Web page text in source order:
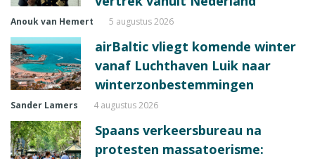
Anouk van Hemert 5 augustus 2026
airBaltic vliegt komende winter
vanaf Luchthaven Luik naar
winterzonbestemmingen
Sander Lamers 4 augustus 2026
Spaans verkeersbureau na
protesten massatoerisme: